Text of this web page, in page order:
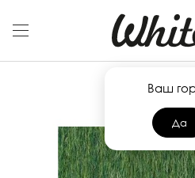
Ваш
Да